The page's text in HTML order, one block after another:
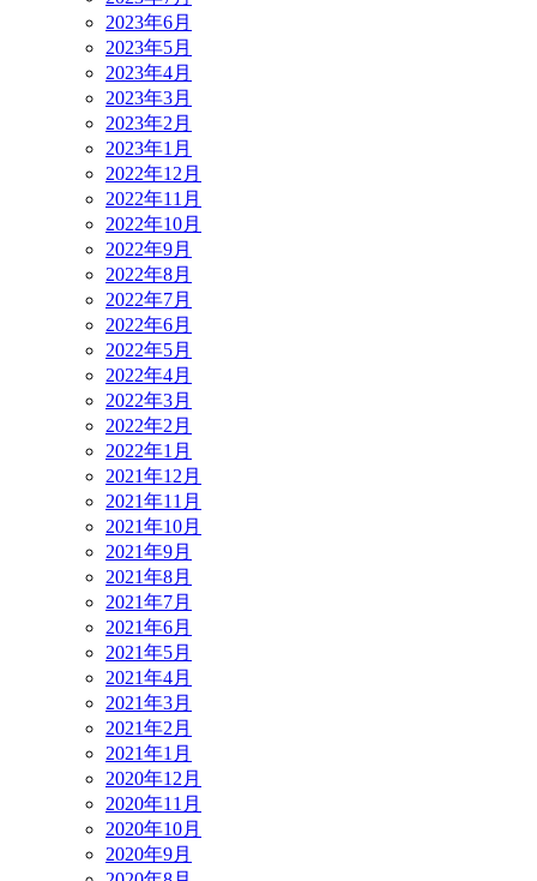
2023年6月
2023年5月
2023年4月
2023年3月
2023年2月
2023年1月
2022年12月
2022年11月
2022年10月
2022年9月
2022年8月
2022年7月
2022年6月
2022年5月
2022年4月
2022年3月
2022年2月
2022年1月
2021年12月
2021年11月
2021年10月
2021年9月
2021年8月
2021年7月
2021年6月
2021年5月
2021年4月
2021年3月
2021年2月
2021年1月
2020年12月
2020年11月
2020年10月
2020年9月